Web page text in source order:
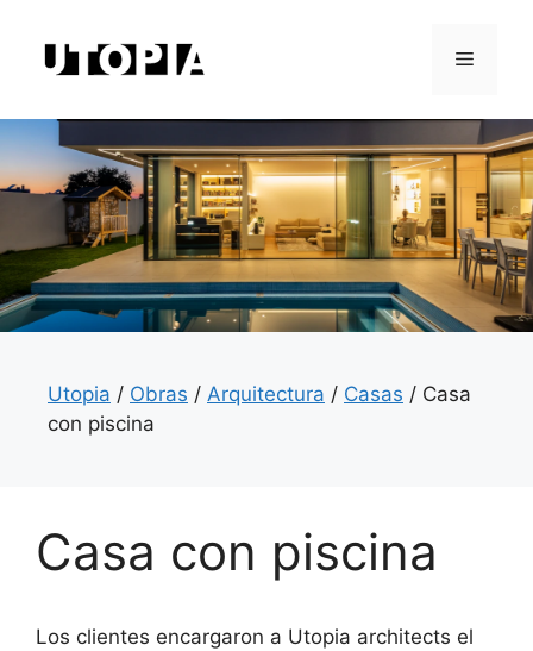
contenido
Menú
Utopia / Obras / Arquitectura / Casas / Casa
con piscina
Casa con piscina
Los clientes encargaron a Utopia architects el